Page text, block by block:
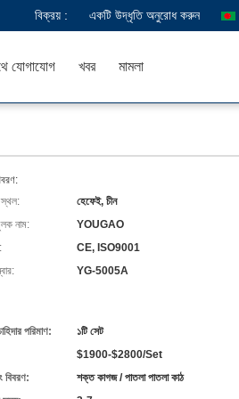
বিক্রয় : একটি উদ্ধৃতি অনুরোধ করুন
যোগাযোগ খবর মামলা
স্থল:
হেফেই, চীন
নাম:
YOUGAO
CE, ISO9001
YG-5005A
পরিমাণ:
১টি সেট
$1900-$2800/Set
বিবরণ:
শক্ত কাগজ / পাতলা পাতলা কাঠ